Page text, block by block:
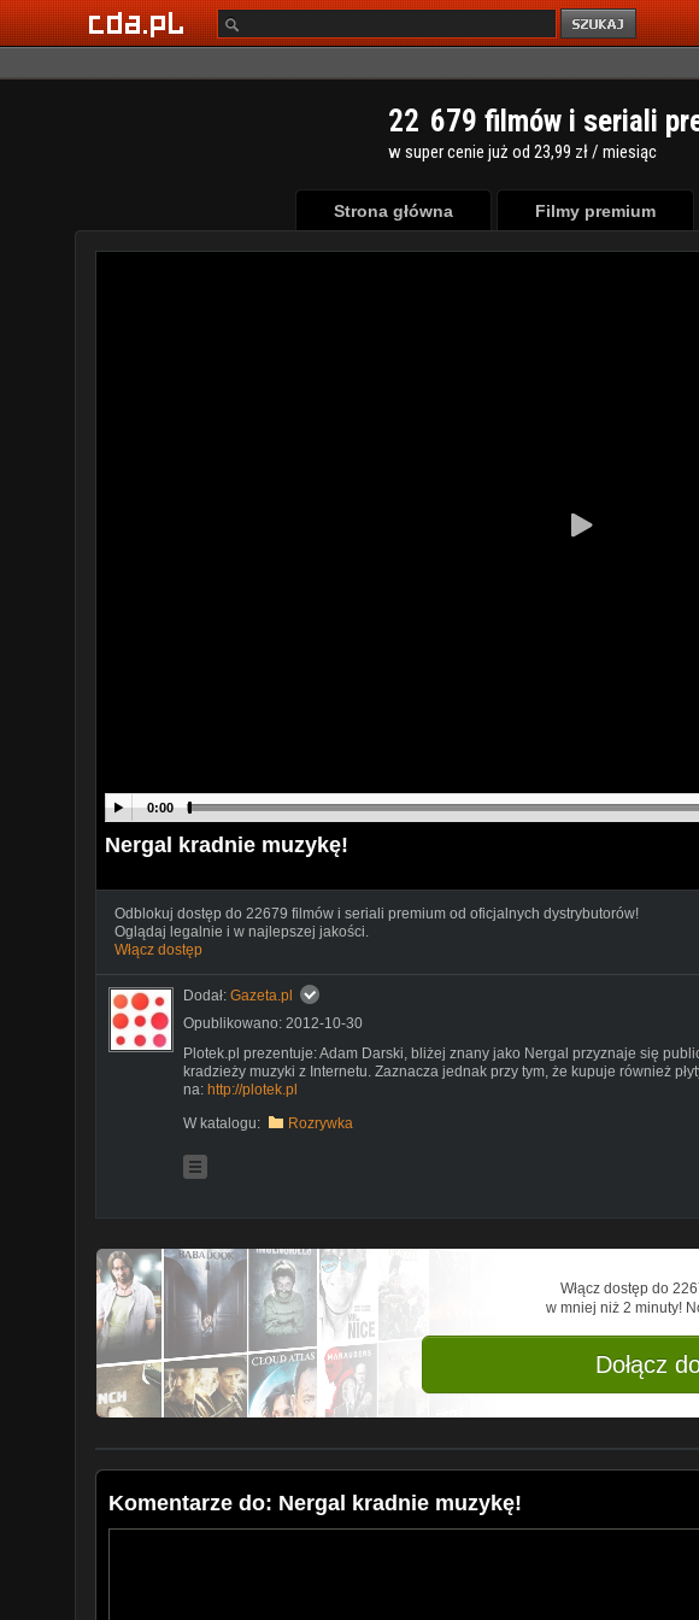
22 679 filmów i seriali
w super cenie już od 23,99 zł / miesiąc
Strona główna Filmy premium
0:00
Nergal kradnie muzykę!
Odblokuj dostęp do 22679 filmów i seriali premium od oficjalnych dystrybutorów!
Oglądaj legalnie i w najlepszej jakości.
Włącz dostęp
Dodał: Gazeta.pl
Opublikowano: 2012-10-30
Plotek.pl prezentuje: Adam Darski, bliżej znany jako Nergal przyznaje się
kradzieży muzyki z Internetu. Zaznacza jednak przy tym, że kupuje również
na: http://plotek.pl
W katalogu:
Rozrywka
Włącz dostęp do
w mniej niż 2 minuty!
Dołącz
Komentarze do: Nergal kradnie muzykę!